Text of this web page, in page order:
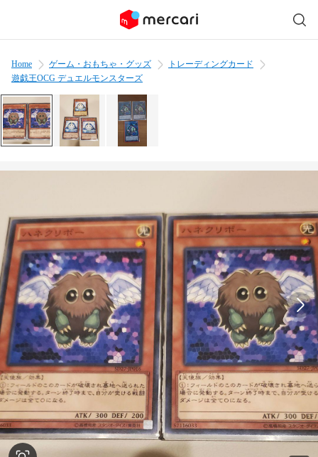
Home ゲーム・おもちゃ・グッズ
トレーディングカード
遊戯王OCG デュエルモンスターズ